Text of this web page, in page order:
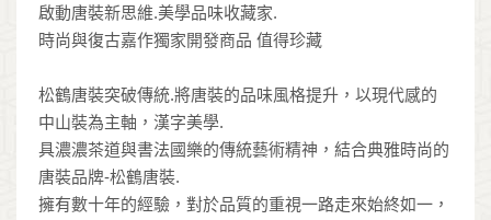
啟動唐裝新思維.美學品味收藏家.
時尚與復古嘉作獨家開發商品 值得珍藏
松鶴唐裝突破傳統.將唐裝的品味風格提升，以現代感的
中山裝為主軸，漢字美學.
具濃濃茶道與書法國樂的傳統藝術精神，結合典雅時尚的
唐裝品牌-松鶴唐裝.
擁有數十年的經驗，對於品質的重視一路走來始終如一，